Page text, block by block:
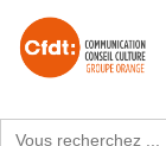
for: